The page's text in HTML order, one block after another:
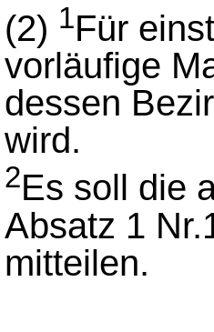
(2) 1Für
vorläufige
dessen
wird.
2Es soll die
Absatz 1
mitteilen.